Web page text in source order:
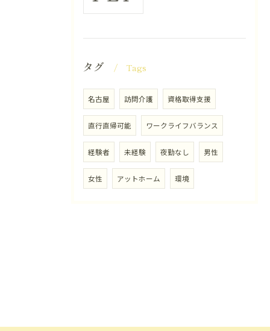
タグ Tags
名古屋 訪問介護 資格取得支援
直行直帰可能 ワークライフバランス
経験者 未経験 夜勤なし 男性
女性 アットホーム 環境